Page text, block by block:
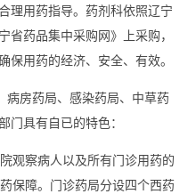
理用药指导。药剂科依照辽宁
药品集中采购网》上采购，
用药的经济、安全、有效。
病房药局、感染药局、中草药
门具有自已的特色：
观察病人以及所有门诊用药的
保障。门诊药局分设四个西药